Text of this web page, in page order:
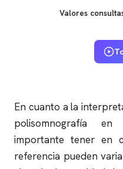
Valores
En cuanto a la
polisomnografía en
importante tener en
referencia pueden